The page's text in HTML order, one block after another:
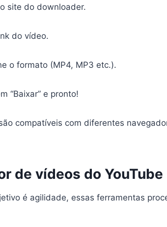
site do downloader.
do vídeo.
o formato (MP4, MP3 etc.).
“Baixar” e pronto!
compatíveis com diferentes
de vídeos do
é agilidade, essas ferramentas